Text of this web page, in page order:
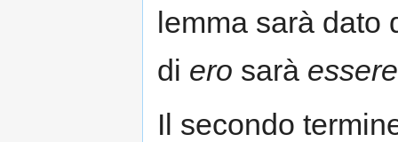
lemma sarà dato
di ero sarà essere
Il secondo